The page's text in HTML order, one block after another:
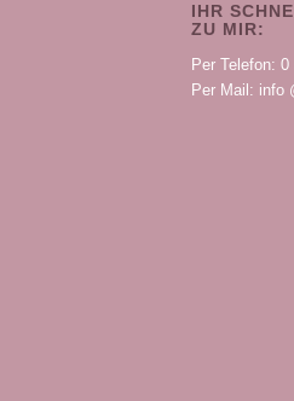
IHR
ZU MIR:
Per Telefon:
Per Mail: info